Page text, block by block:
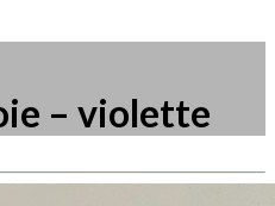
– violette